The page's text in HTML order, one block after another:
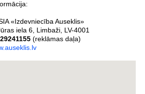
«Izdevniecība Auseklis»
iela 6, Limbaži, LV-4001
29241155(reklāmas daļa)